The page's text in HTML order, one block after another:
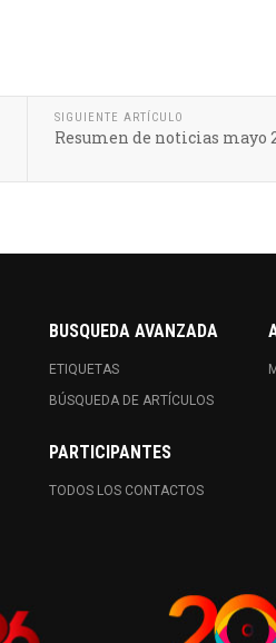
SIGUIENTE ARTÍCULO
Resumen de noticias mayo
BUSQUEDA AVANZADA
ETIQUETAS
BÚSQUEDA DE ARTÍCULOS
PARTICIPANTES
TODOS LOS CONTACTOS